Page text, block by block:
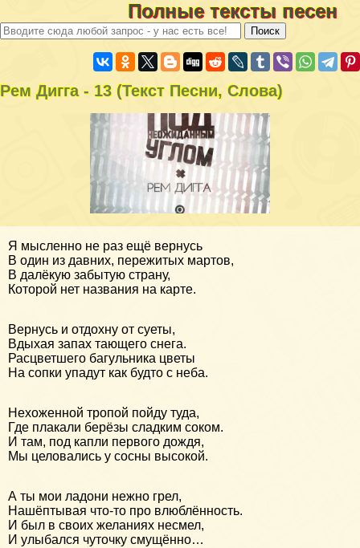
Полные тексты песен
Рем Дигга - 13 (Текст Песни, Слова)
Я мысленно не раз ещё вернусь
В один из давних, пережитых мартов,
В далёкую забытую страну,
Которой нет названия на карте.
Вернусь и отдохну от суеты,
Вдыхая запах тающего снега.
Расцветшего багульника цветы
На сопки упадут как будто с неба.
Нехоженной тропой пойду туда,
Где плакали берёзы сладким соком.
И там, под капли первого дождя,
Мы целовались у сосны высокой.
А ты мои ладони нежно грел,
Нашёптывая что-то про влюблённость.
И был в своих желаниях несмел,
И улыбался чуточку смущённо…